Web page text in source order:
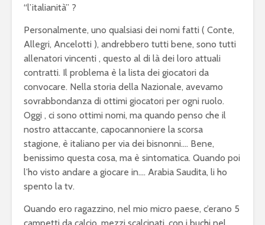
“l’italianità” ?
Personalmente, uno qualsiasi dei nomi fatti ( Conte,
Allegri, Ancelotti ), andrebbero tutti bene, sono tutti
allenatori vincenti , questo al di là dei loro attuali
contratti. Il problema è la lista dei giocatori da
convocare. Nella storia della Nazionale, avevamo
sovrabbondanza di ottimi giocatori per ogni ruolo.
Oggi , ci sono ottimi nomi, ma quando penso che il
nostro attaccante, capocannoniere la scorsa
stagione, è italiano per via dei bisnonni…. Bene,
benissimo questa cosa, ma è sintomatica. Quando poi
l’ho visto andare a giocare in…. Arabia Saudita, li ho
spento la tv.
Quando ero ragazzino, nel mio micro paese, c’erano 5